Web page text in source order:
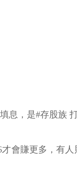
息，是#存股族
會賺更多，有